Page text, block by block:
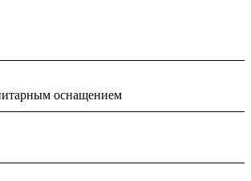
оснащением